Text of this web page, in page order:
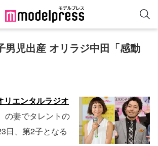
男児出産 オリラジ中田「感動
リエンタルラジオ
の妻でタレントの
日、第2子となる